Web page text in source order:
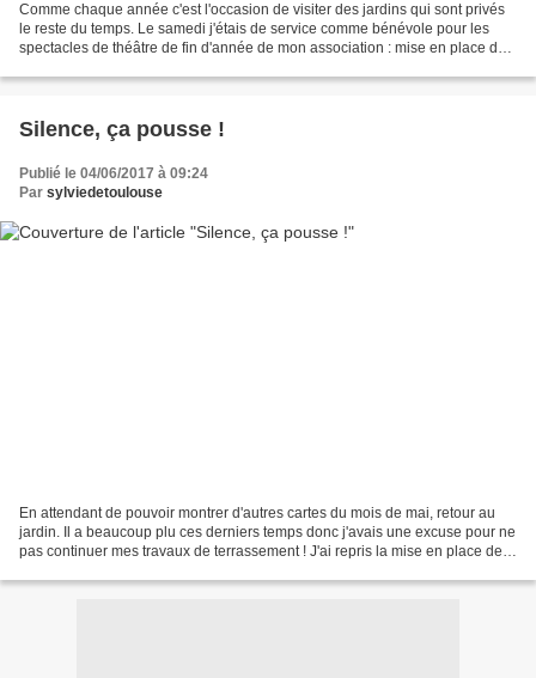
Comme chaque année c'est l'occasion de visiter des jardins qui sont privés
le reste du temps. Le samedi j'étais de service comme bénévole pour les
spectacles de théâtre de fin d'année de mon association : mise en place des
Silence, ça pousse !
Publié le 04/06/2017 à 09:24
Par sylviedetoulouse
En attendant de pouvoir montrer d'autres cartes du mois de mai, retour au
jardin. Il a beaucoup plu ces derniers temps donc j'avais une excuse pour ne
pas continuer mes travaux de terrassement ! J'ai repris la mise en place de